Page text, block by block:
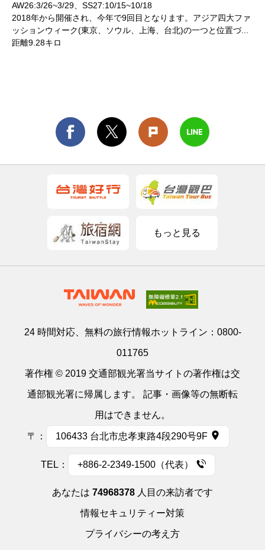
AW26:3/26~3/29、SS27:10/15~10/18
2018年から開催され、今年で9回目となります。アジア四大ファ
ッションウィーク(東京、ソウル、上海、台北)の一つと位置づ...
距離9.28キロ
もっと見る
24 時間対応、無料の旅行情報ホットライン： 0800-
011765
著作権 © 2019 交通部観光署当サイトの著作権は交
通部観光署に帰属します。 記事・画像等の無断転
用はできません。
〒： 106433 台北市忠孝東路4段290号9F
TEL： +886-2-2349-1500（代表）
あなたは 74968378 人目の来訪者です
情報セキュリティー対策
プライバシーの考え方